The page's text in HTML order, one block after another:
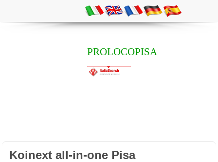
PROLOCOPISA
Koinext all-in-one Pisa